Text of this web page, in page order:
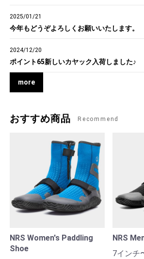
2025/01/21
今年もどうぞよろしくお願いいたします。
2024/12/20
ポイント65新しいカヤック入荷しました♪
more
おすすめ商品 Recommend
NRS Women's Paddling
Shoe
NRS
7インチ